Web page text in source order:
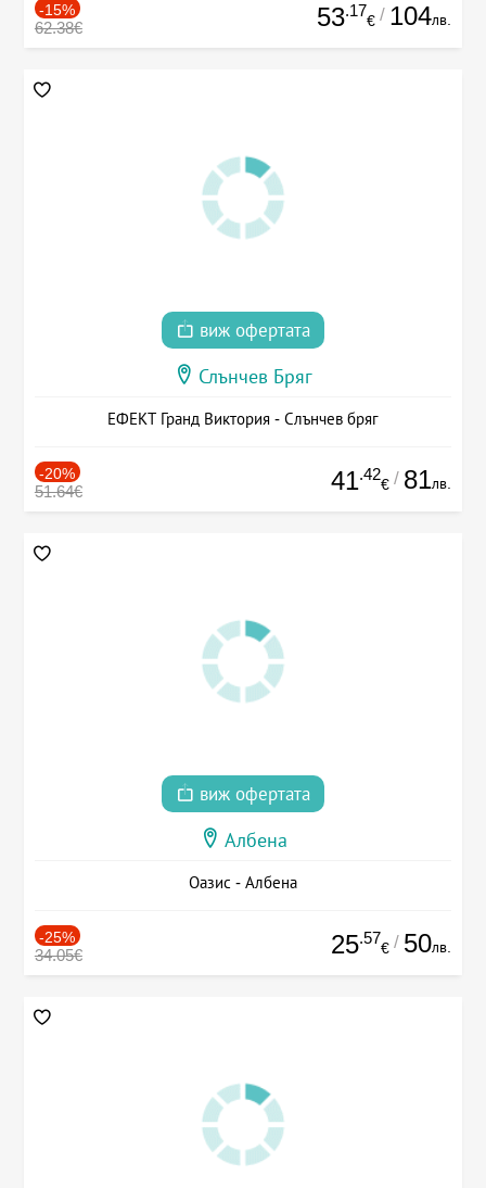
-15%
62.38€ 53.17
€ / 104лв.
виж офертата
Слънчев Бряг
ЕФЕКТ Гранд Виктория - Слънчев бряг
-20%
51.64€ 41.42
€ / 81лв.
виж офертата
Албена
Оазис - Албена
-25%
34.05€ 25.57
€ / 50лв.